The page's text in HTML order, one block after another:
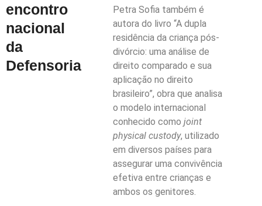
encontro
nacional
da
Defensoria
Petra Sofia também é
autora do livro “A dupla
residência da criança pós-
divórcio: uma análise de
direito comparado e sua
aplicação no direito
brasileiro”, obra que analisa
o modelo internacional
conhecido como joint
physical custody, utilizado
em diversos países para
assegurar uma convivência
efetiva entre crianças e
ambos os genitores.